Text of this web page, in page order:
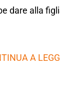
dare alla
A